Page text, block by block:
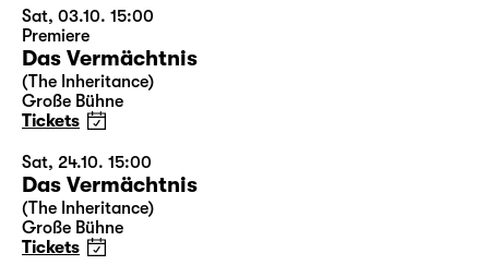
Sat, 03.10. 15:00
Premiere
Das Vermächtnis
(The Inheritance)
Große Bühne
Tickets
Sat, 24.10. 15:00
Das Vermächtnis
(The Inheritance)
Große Bühne
Tickets